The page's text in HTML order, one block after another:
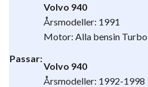
Passar:
Volvo 940
Årsmodeller: 1991
Motor: Alla bensin Turbo
Volvo 940
Årsmodeller: 1992-1998